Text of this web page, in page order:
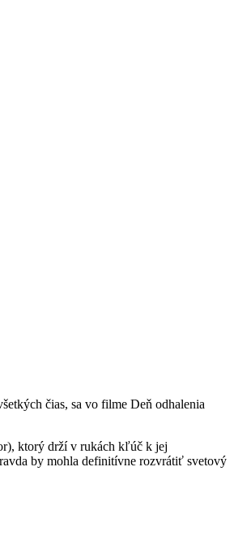
čias, sa vo filme Deň odhalenia
ktorý drží v rukách kľúč k jej
by mohla definitívne rozvrátiť svetový